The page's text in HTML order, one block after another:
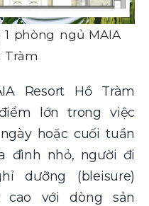
phòng ngủ MAIA
Tràm
Resort Hồ Tràm
lớn trong việc
hoặc cuối tuần
đình nhỏ, người đi
dưỡng (bleisure)
với dòng sản